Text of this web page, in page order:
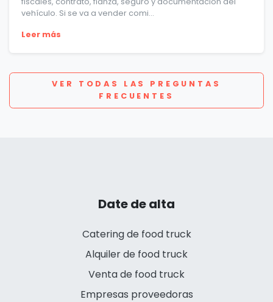
vehículo. Si se va a vender comi...
Leer más
VER TODAS LAS PREGUNTAS
FRECUENTES
Date de alta
Catering de food truck
Alquiler de food truck
Venta de food truck
Empresas proveedoras